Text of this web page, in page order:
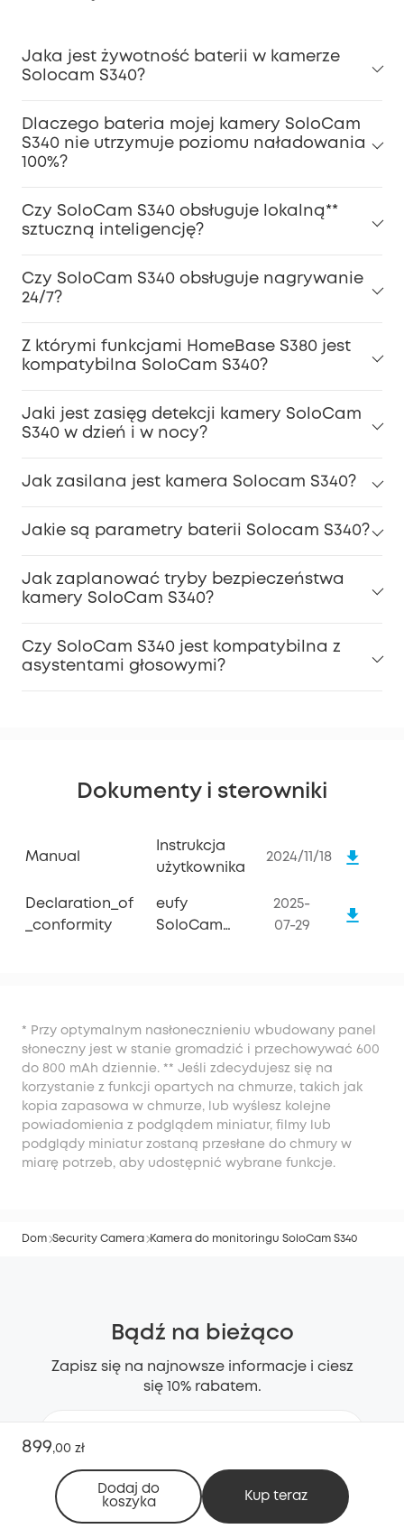
899,00 zł
Dodaj do
koszyka
Kup teraz
Jaka jest żywotność baterii w kamerze
Solocam S340?
Dlaczego bateria mojej kamery SoloCam
S340 nie utrzymuje poziomu naładowania
100%?
Czy SoloCam S340 obsługuje lokalną**
sztuczną inteligencję?
Czy SoloCam S340 obsługuje nagrywanie
24/7?
Z którymi funkcjami HomeBase S380 jest
kompatybilna SoloCam S340?
Jaki jest zasięg detekcji kamery SoloCam
S340 w dzień i w nocy?
Jak zasilana jest kamera Solocam S340?
Jakie są parametry baterii Solocam S340?
Jak zaplanować tryby bezpieczeństwa
kamery SoloCam S340?
Czy SoloCam S340 jest kompatybilna z
asystentami głosowymi?
Dokumenty i sterowniki
Manual
Instrukcja
użytkownika
2024/11/18
Declaration_of
_conformity
eufy
SoloCam
2025-
07-29
* Przy optymalnym nasłonecznieniu wbudowany panel
słoneczny jest w stanie gromadzić i przechowywać 600
do 800 mAh dziennie. ** Jeśli zdecydujesz się na
korzystanie z funkcji opartych na chmurze, takich jak
kopia zapasowa w chmurze, lub wyślesz kolejne
powiadomienia z podglądem miniatur, filmy lub
podglądy miniatur zostaną przesłane do chmury w
miarę potrzeb, aby udostępnić wybrane funkcje.
Dom Security Camera Kamera do monitoringu SoloCam S340
Bądź na bieżąco
Zapisz się na najnowsze informacje i ciesz
się 10% rabatem.
Zarejestruj się